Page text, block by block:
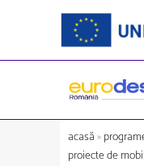
acasă»
proiecte de